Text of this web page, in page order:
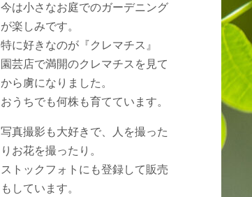
今は小さなお庭でのガーデニング
が楽しみです。
特に好きなのが『クレマチス』
園芸店で満開のクレマチスを見て
から虜になりました。
おうちでも何株も育てています。
写真撮影も大好きで、人を撮った
りお花を撮ったり。
ストックフォトにも登録して販売
もしています。